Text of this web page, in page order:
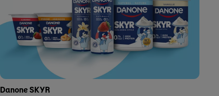
Danone SKYR